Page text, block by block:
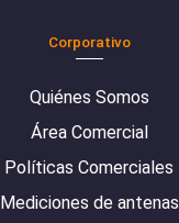
Corporativo
Quiénes Somos
Área Comercial
Políticas Comerciales
Mediciones de antenas